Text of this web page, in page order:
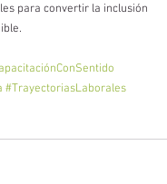
para convertir la inclusión
#TrayectoriasLaborales